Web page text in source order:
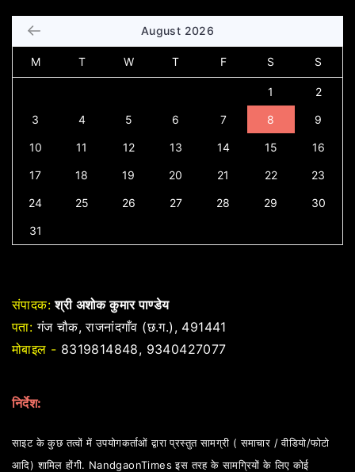
August 2026
M T W T F S S
1 2
3 4 5 6 7 8 9
10 11 12 13 14 15 16
17 18 19 20 21 22 23
24 25 26 27 28 29 30
31
संपादक: श्री अशोक कुमार पाण्डेय
पता: गंज चौक, राजनांदगाँव (छ.ग.), 491441
मोबाइल - 8319814848, 9340427077
निर्देश:
साइट के कुछ तत्वों में उपयोगकर्ताओं द्वारा प्रस्तुत सामग्री ( समाचार / वीडियो/फोटो
आदि) शामिल होंगी. NandgaonTimes इस तरह के सामग्रियों के लिए कोई